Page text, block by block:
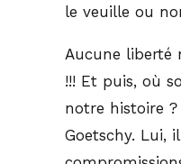
le veuille ou
Aucune liberté
!!! Et puis, où
notre histoire
Goetschy. Lui,